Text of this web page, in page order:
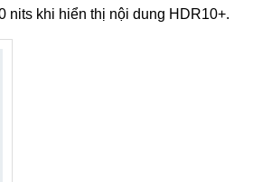
nits khi hiển thị nội dung HDR10+.